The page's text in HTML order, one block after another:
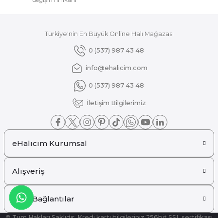
Gönder
Türkiye'nin En Büyük Online Halı Mağazası
0 (537) 987 43 48
info@ehalicim.com
0 (537) 987 43 48
İletişim Bilgilerimiz
eHalıcım Kurumsal
Alışveriş
Hızlı Bağlantılar